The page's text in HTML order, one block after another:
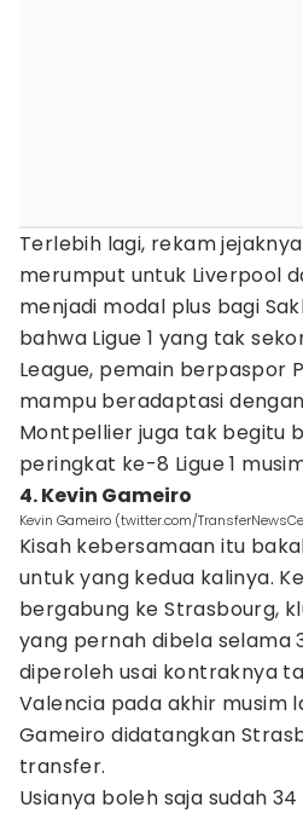
Terlebih lagi, rekam
merumput untuk Liverpool
menjadi modal plus bagi
bahwa Ligue 1 yang tak
League, pemain berpaspor
mampu beradaptasi
Montpellier juga tak begitu
peringkat ke-8 Ligue 1
4. Kevin Gameiro
Kevin Gameiro (twitter.com/
Kisah kebersamaan itu
untuk yang kedua kalinya.
bergabung ke Strasbourg,
yang pernah dibela selama
diperoleh usai kontraknya
Valencia pada akhir musim
Gameiro didatangkan
transfer.
Usianya boleh saja sudah